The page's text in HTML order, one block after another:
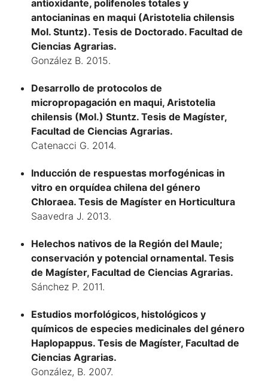
antioxidante, polifenoles totales y
antocianinas en maqui (Aristotelia chilensis
Mol. Stuntz). Tesis de Doctorado. Facultad de
Ciencias Agrarias.
González B. 2015.
Desarrollo de protocolos de
micropropagación en maqui, Aristotelia
chilensis (Mol.) Stuntz. Tesis de Magíster,
Facultad de Ciencias Agrarias.
Catenacci G. 2014.
Inducción de respuestas morfogénicas in
vitro en orquídea chilena del género
Chloraea. Tesis de Magíster en Horticultura
Saavedra J. 2013.
Helechos nativos de la Región del Maule;
conservación y potencial ornamental. Tesis
de Magíster, Facultad de Ciencias Agrarias.
Sánchez P. 2011.
Estudios morfológicos, histológicos y
químicos de especies medicinales del género
Haplopappus. Tesis de Magíster, Facultad de
Ciencias Agrarias.
González, B. 2007.